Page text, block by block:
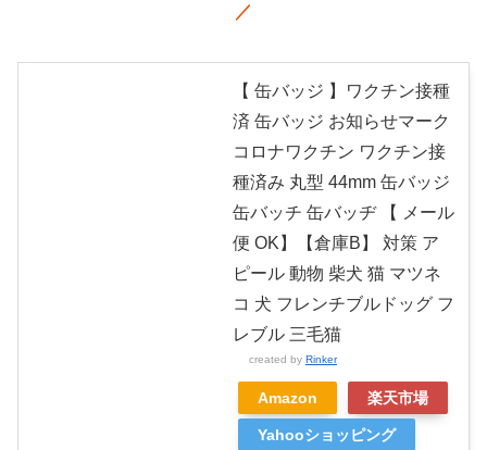
／
【 缶バッジ 】ワクチン接種
済 缶バッジ お知らせマーク
コロナワクチン ワクチン接
種済み 丸型 44mm 缶バッジ
缶バッチ 缶バッヂ 【 メール
便 OK】【倉庫B】 対策 ア
ピール 動物 柴犬 猫 マツネ
コ 犬 フレンチブルドッグ フ
レブル 三毛猫
created by Rinker
Amazon 楽天市場
Yahooショッピング